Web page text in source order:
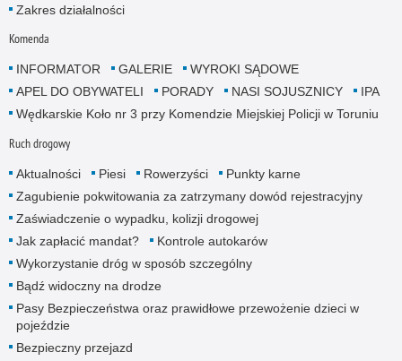
Zakres działalności
Komenda
INFORMATOR GALERIE
WYROKI SĄDOWE
APEL DO OBYWATELI
PORADY NASI SOJUSZNICY
IPA
Wędkarskie Koło nr 3 przy Komendzie Miejskiej Policji w Toruniu
Ruch drogowy
Aktualności Piesi Rowerzyści
Punkty karne
Zagubienie pokwitowania za zatrzymany dowód rejestracyjny
Zaświadczenie o wypadku, kolizji drogowej
Jak zapłacić mandat?
Kontrole autokarów
Wykorzystanie dróg w sposób szczególny
Bądź widoczny na drodze
Pasy Bezpieczeństwa oraz prawidłowe przewożenie dzieci w
pojeździe
Bezpieczny przejazd